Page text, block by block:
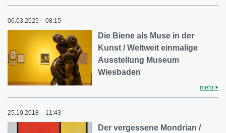
06.03.2025 – 08:15
Die Biene als Muse in der
Kunst / Weltweit einmalige
Ausstellung Museum
Wiesbaden
mehr
25.10.2018 – 11:43
Der vergessene Mondrian /